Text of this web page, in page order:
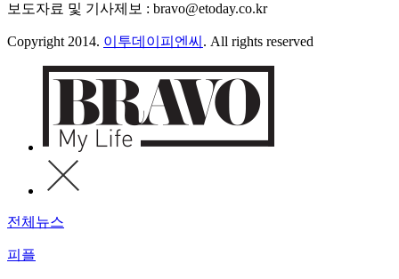
보도자료 및 기사제보 : bravo@etoday.co.kr
Copyright 2014. 이투데이피엔씨 . All rights reserved
전체뉴스
피플